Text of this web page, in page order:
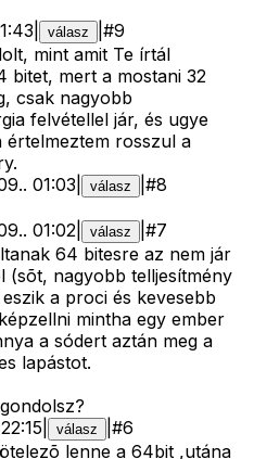
válasz #9
mint amit Te írtál
bitet, mert a mostani 32
csak nagyobb
felvétellel jár, és ugye
értelmeztem rosszul a
. 01:03 válasz #8
. 01:02 válasz #7
64 bitesre az nem jár
nagyobb telljesítmény
a proci és kevesebb
mintha egy ember
a sódert aztán meg a
lapástot.
22:15 válasz #6
lenne a 64bit ,utána